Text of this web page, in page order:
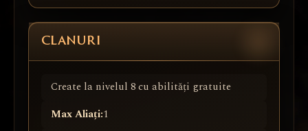
CLANURI
Create la nivelul 8 cu abilități gratuite
Max Aliați:1